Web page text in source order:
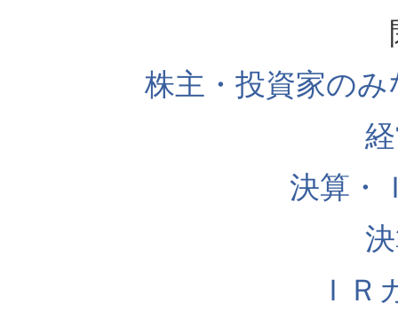
株主・投資家の
決算・
ＩＲ